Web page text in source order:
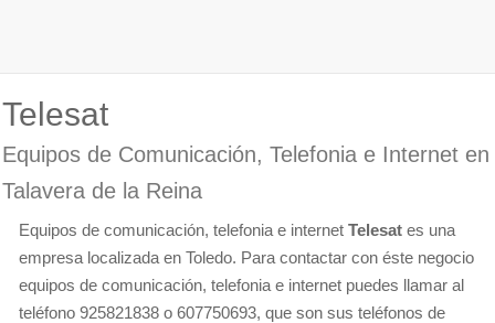
Telesat
Equipos de Comunicación, Telefonia e Internet en
Talavera de la Reina
Equipos de comunicación, telefonia e internet Telesat es una
empresa localizada en Toledo. Para contactar con éste negocio
equipos de comunicación, telefonia e internet puedes llamar al
teléfono 925821838 o 607750693, que son sus teléfonos de